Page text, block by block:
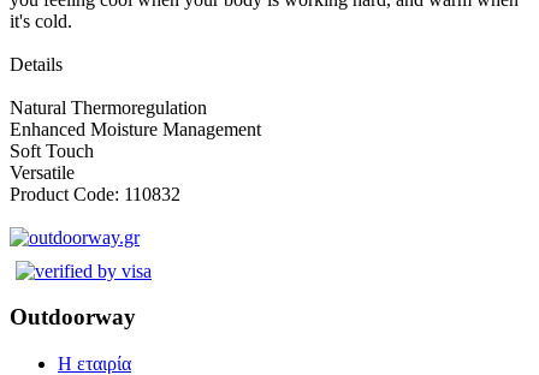
it's cold.
Details
Natural Thermoregulation
Enhanced Moisture Management
Soft Touch
Versatile
Product Code: 110832
Outdoorway
Η εταιρία